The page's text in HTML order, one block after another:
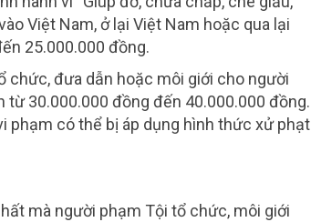
Việt Nam, ở lại Việt Nam hoặc qua lại
25.000.000 đồng.
chức, đưa dẫn hoặc môi giới cho người
từ 30.000.000 đồng đến 40.000.000 đồng.
phạm có thể bị áp dụng hình thức xử phạt
mà người phạm Tội tổ chức, môi giới